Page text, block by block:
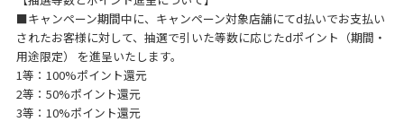
■キャンペーン期間中に、キャンペーン対象店舗にてd払いでお支払い
されたお客様に対して、抽選で引いた等数に応じたdポイント（期間・
用途限定） を進呈いたします。
1等：100%ポイント還元
2等：50%ポイント還元
3等：10%ポイント還元